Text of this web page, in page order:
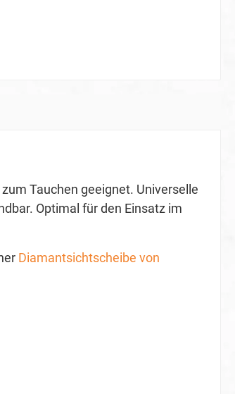
Tauchen geeignet. Universelle
Optimal für den Einsatz im
Diamantsichtscheibe von